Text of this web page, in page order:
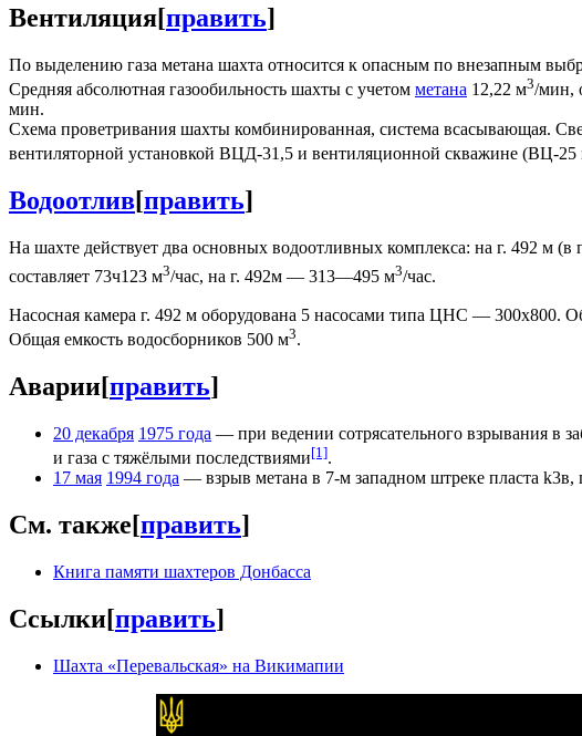
Вентиляция[править]
По выделению газа метана шахта относится к опасным по внезапным
Средняя абсолютная газообильность шахты с учетом метана 12,22 м3/мин,
мин.
Схема проветривания шахты комбинированная, система всасывающая.
вентиляторной установкой ВЦД-31,5 и вентиляционной скважине (ВЦ-25
Водоотлив[править]
На шахте действует два основных водоотливных комплекса: на г. 492 м
составляет 73ч123 м3/час, на г. 492м — 313—495 м3/час.
Насосная камера г. 492 м оборудована 5 насосами типа ЦНС — 300х800.
Общая емкость водосборников 500 м3.
Аварии[править]
20 декабря 1975 года — при ведении сотрясательного взрывания в
и газа с тяжёлыми последствиями[1].
17 мая 1994 года — взрыв метана в 7-м западном штреке пласта
См. также[править]
Книга памяти шахтеров Донбасса
Ссылки[править]
Шахта «Перевальская» на Викимапии